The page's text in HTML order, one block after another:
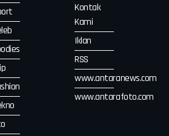
Kontak
Kami
Iklan
RSS
www.antaranews.com
www.antarafoto.com